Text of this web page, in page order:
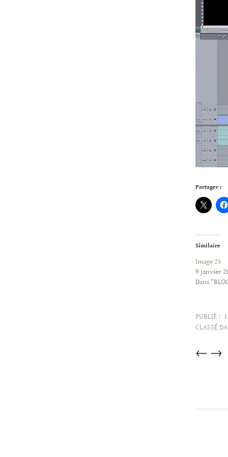
Partager :
Similaire
Image 25
9 janvier
Dans
PUBLIÉ :
CLASSÉ
Articles
→
←